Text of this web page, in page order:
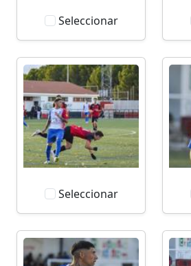
Seleccionar
Seleccionar